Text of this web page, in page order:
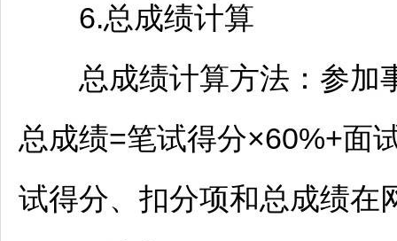
6.总成绩计算
总成绩计算方法：参加
总成绩=笔试得分×60%+面
试得分、扣分项和总成绩在